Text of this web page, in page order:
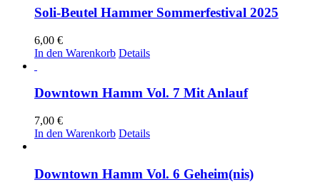
Soli-Beutel Hammer Sommerfestival 2025
6,00 €
In den Warenkorb Details
Downtown Hamm Vol. 7 Mit Anlauf
7,00 €
In den Warenkorb Details
Downtown Hamm Vol. 6 Geheim(nis)